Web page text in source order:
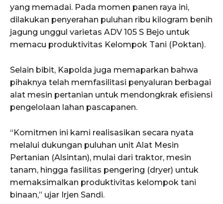
yang memadai. Pada momen panen raya ini,
dilakukan penyerahan puluhan ribu kilogram benih
jagung unggul varietas ADV 105 S Bejo untuk
memacu produktivitas Kelompok Tani (Poktan).
Selain bibit, Kapolda juga memaparkan bahwa
pihaknya telah memfasilitasi penyaluran berbagai
alat mesin pertanian untuk mendongkrak efisiensi
pengelolaan lahan pascapanen.
“Komitmen ini kami realisasikan secara nyata
melalui dukungan puluhan unit Alat Mesin
Pertanian (Alsintan), mulai dari traktor, mesin
tanam, hingga fasilitas pengering (dryer) untuk
memaksimalkan produktivitas kelompok tani
binaan,” ujar Irjen Sandi.